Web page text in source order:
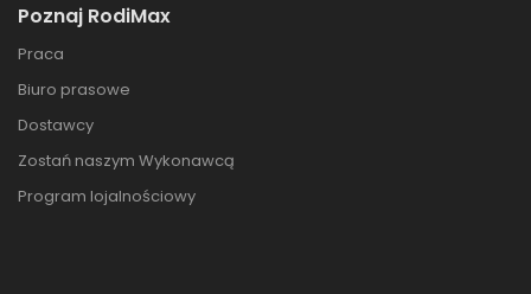
Poznaj RodiMax
Praca
Biuro prasowe
Dostawcy
Zostań naszym Wykonawcą
Program lojalnościowy